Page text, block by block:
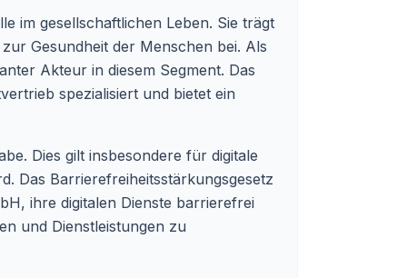
im gesellschaftlichen Leben. Sie trägt
Gesundheit der Menschen bei. Als
Akteur in diesem Segment. Das
spezialisiert und bietet ein
Dies gilt insbesondere für digitale
Das Barrierefreiheitsstärkungsgesetz
ihre digitalen Dienste barrierefrei
und Dienstleistungen zu